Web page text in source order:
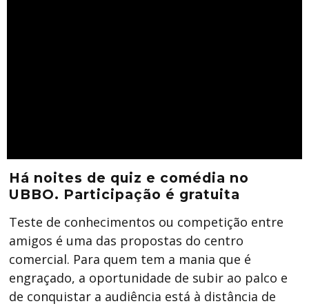
Há noites de quiz e comédia no
UBBO. Participação é gratuita
Teste de conhecimentos ou competição entre
amigos é uma das propostas do centro
comercial. Para quem tem a mania que é
engraçado, a oportunidade de subir ao palco e
de conquistar a audiência está à distância de